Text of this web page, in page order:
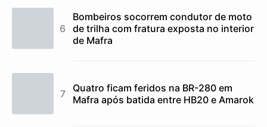
Bombeiros socorrem condutor de moto
de trilha com fratura exposta no interior
de Mafra
Quatro ficam feridos na BR-280 em
Mafra após batida entre HB20 e Amarok